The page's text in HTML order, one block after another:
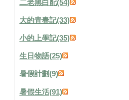
二老黑白配(54)
大的青春記(33)
小的上學記(35)
生日物語(25)
暑假計劃(9)
暑假生活(91)